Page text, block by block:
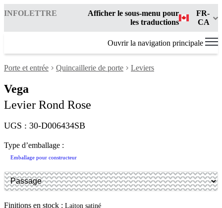
INFOLETTRE
Afficher le sous-menu pour
les traductions
FR-
CA
Ouvrir la navigation principale
Porte et entrée Quincaillerie de porte Leviers
Vega
Levier Rond Rose
UGS : 30-D006434SB
Type d’emballage :
Emballage pour constructeur
Finitions en stock : Laiton satiné